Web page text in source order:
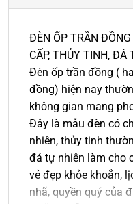
ĐÈN ỐP TRẦN
CẤP, THỦY TINH, ĐÁ
Đèn ốp trần đồng (
đồng) hiện nay
không gian mang
Đây là mẫu đèn có
nhiên, thủy tinh
đá tự nhiên làm cho
vẻ đẹp khỏe khoắn,
nhã, quyền quý của